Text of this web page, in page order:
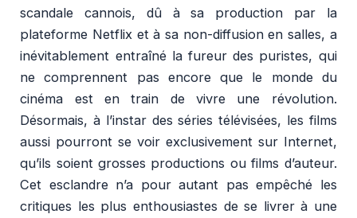
scandale cannois, dû à sa production par la
plateforme Netflix et à sa non-diffusion en salles, a
inévitablement entraîné la fureur des puristes, qui
ne comprennent pas encore que le monde du
cinéma est en train de vivre une révolution.
Désormais, à l’instar des séries télévisées, les films
aussi pourront se voir exclusivement sur Internet,
qu’ils soient grosses productions ou films d’auteur.
Cet esclandre n’a pour autant pas empêché les
critiques les plus enthousiastes de se livrer à une